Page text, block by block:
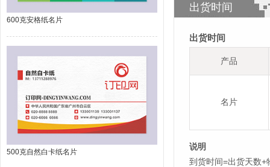
600克安格纸名片
500克自然白卡纸名片
出货时间
出货时间
产品
名片
说明
到货时间=出货天数+